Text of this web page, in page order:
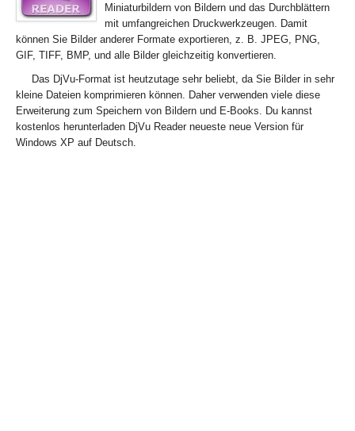
Miniaturbildern von Bildern und das Durchblättern
mit umfangreichen Druckwerkzeugen. Damit
können Sie Bilder anderer Formate exportieren, z. B. JPEG, PNG,
GIF, TIFF, BMP, und alle Bilder gleichzeitig konvertieren.
Das DjVu-Format ist heutzutage sehr beliebt, da Sie Bilder in sehr
kleine Dateien komprimieren können. Daher verwenden viele diese
Erweiterung zum Speichern von Bildern und E-Books. Du kannst
kostenlos herunterladen DjVu Reader neueste neue Version für
Windows XP auf Deutsch.